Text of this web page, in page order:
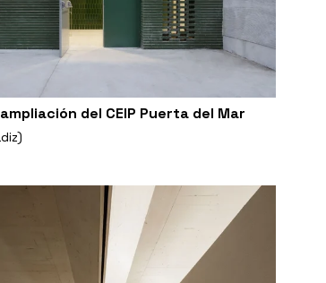
del CEIP Puerta del Mar